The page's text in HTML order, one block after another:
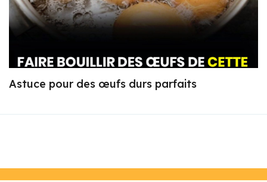
Astuce pour des œufs durs parfaits